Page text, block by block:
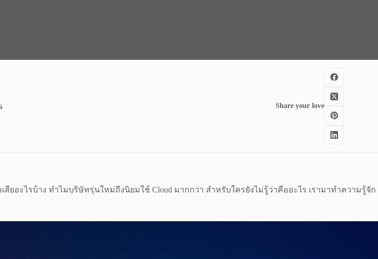
Share your love
สียอะไรบ้าง ทำไมบริษัทรุ่นใหม่ถึงนิยมใช้ Cloud มากกว่า สำหรับใครยังไม่รู้ว่าคืออะไร เรามาทำความรู้จัก